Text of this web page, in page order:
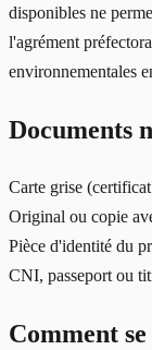
disponibles ne
l'agrément
environnementales
Documents
Carte grise
Original ou copie
Pièce d'identité du
CNI, passeport ou
Comment